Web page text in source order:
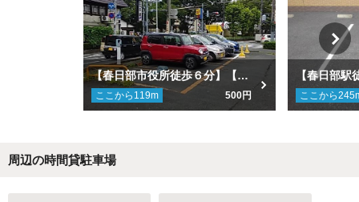
【春日部市役所徒歩６分】【時間貸し併設】タイムズ春日部中央第２駐車場
ここから 119m 500円 ここから245
周辺の時間貸駐車場